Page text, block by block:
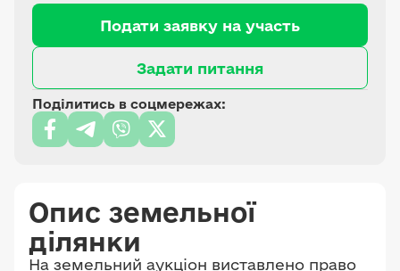
Подати заявку на участь
Задати питання
Поділитись в соцмережах:
Опис земельної
ділянки
На земельний аукціон виставлено право